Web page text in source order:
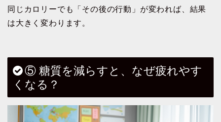
同じカロリーでも「その後の行動」が変われば、結果
は大きく変わります。
⑤ 糖質を減らすと、なぜ疲れやす
くなる？